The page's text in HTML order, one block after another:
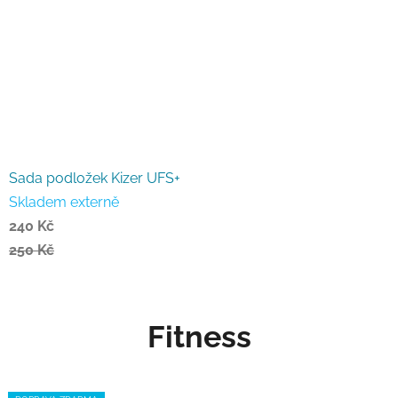
Sada podložek Kizer UFS+
Skladem externě
240 Kč
250 Kč
Fitness